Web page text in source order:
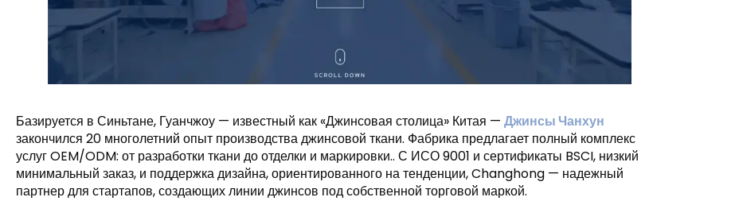
Базируется в Синьтане, Гуанчжоу — известный как «Джинсовая столица» Китая — Джинсы Чанхун
закончился 20 многолетний опыт производства джинсовой ткани. Фабрика предлагает полный комплекс
услуг OEM/ODM: от разработки ткани до отделки и маркировки.. С ИСО 9001 и сертификаты BSCI, низкий
минимальный заказ, и поддержка дизайна, ориентированного на тенденции, Changhong — надежный
партнер для стартапов, создающих линии джинсов под собственной торговой маркой.